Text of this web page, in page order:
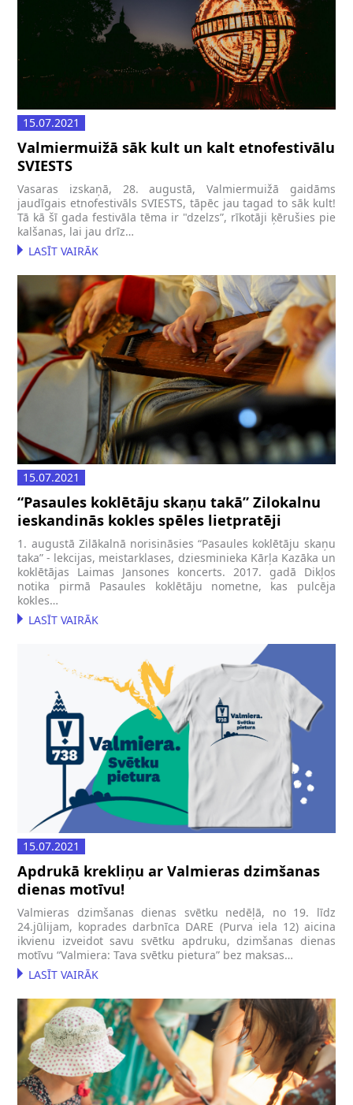
15.07.2021
Valmiermuižā sāk kult un kalt etnofestivālu
SVIESTS
Vasaras izskaņā, 28. augustā, Valmiermuižā gaidāms
jaudīgais etnofestivāls SVIESTS, tāpēc jau tagad to sāk kult!
Tā kā šī gada festivāla tēma ir "dzelzs”, rīkotāji ķērušies pie
kalšanas, lai jau drīz…
LASĪT VAIRĀK
15.07.2021
“Pasaules koklētāju skaņu takā” Zilokalnu
ieskandinās kokles spēles lietpratēji
1. augustā Zilākalnā norisināsies “Pasaules koklētāju skaņu
taka” - lekcijas, meistarklases, dziesminieka Kārļa Kazāka un
koklētājas Laimas Jansones koncerts. 2017. gadā Dikļos
notika pirmā Pasaules koklētāju nometne, kas pulcēja
kokles…
LASĪT VAIRĀK
15.07.2021
Apdrukā krekliņu ar Valmieras dzimšanas
dienas motīvu!
Valmieras dzimšanas dienas svētku nedēļā, no 19. līdz
24.jūlijam, koprades darbnīca DARE (Purva iela 12) aicina
ikvienu izveidot savu svētku apdruku, dzimšanas dienas
motīvu “Valmiera: Tava svētku pietura” bez maksas…
LASĪT VAIRĀK